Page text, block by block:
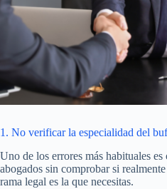
1. No verificar la especialidad del
Uno de los errores más habituales
abogados sin comprobar si
rama legal es la que necesitas.